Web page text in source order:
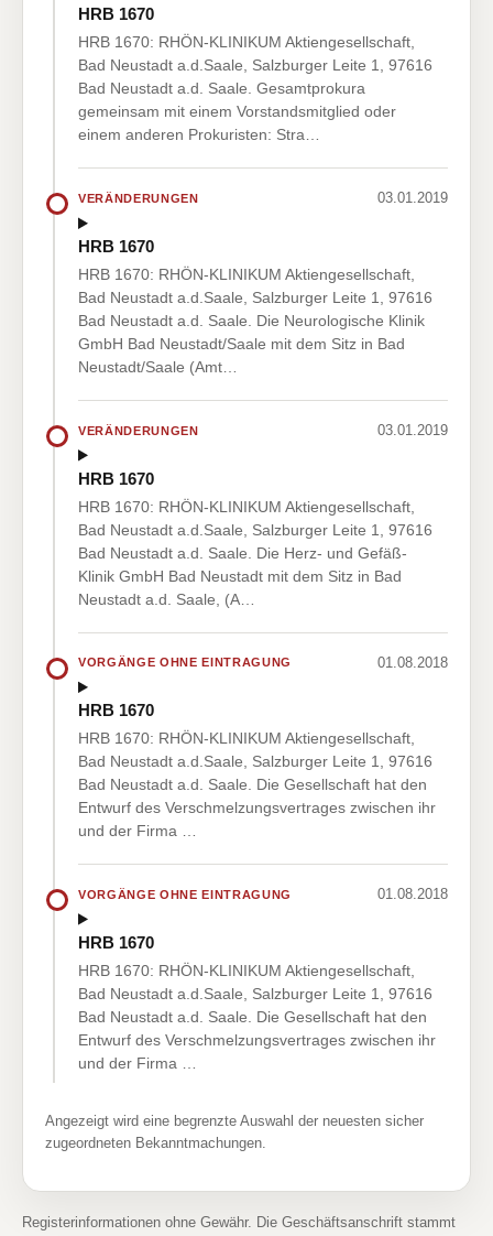
HRB 1670
HRB 1670: RHÖN-KLINIKUM Aktiengesellschaft,
Bad Neustadt a.d.Saale, Salzburger Leite 1, 97616
Bad Neustadt a.d. Saale. Gesamtprokura
gemeinsam mit einem Vorstandsmitglied oder
einem anderen Prokuristen: Stra…
VERÄNDERUNGEN 03.01.2019
HRB 1670
HRB 1670: RHÖN-KLINIKUM Aktiengesellschaft,
Bad Neustadt a.d.Saale, Salzburger Leite 1, 97616
Bad Neustadt a.d. Saale. Die Neurologische Klinik
GmbH Bad Neustadt/Saale mit dem Sitz in Bad
Neustadt/Saale (Amt…
VERÄNDERUNGEN 03.01.2019
HRB 1670
HRB 1670: RHÖN-KLINIKUM Aktiengesellschaft,
Bad Neustadt a.d.Saale, Salzburger Leite 1, 97616
Bad Neustadt a.d. Saale. Die Herz- und Gefäß-
Klinik GmbH Bad Neustadt mit dem Sitz in Bad
Neustadt a.d. Saale, (A…
VORGÄNGE OHNE EINTRAGUNG 01.08.2018
HRB 1670
HRB 1670: RHÖN-KLINIKUM Aktiengesellschaft,
Bad Neustadt a.d.Saale, Salzburger Leite 1, 97616
Bad Neustadt a.d. Saale. Die Gesellschaft hat den
Entwurf des Verschmelzungsvertrages zwischen ihr
und der Firma …
VORGÄNGE OHNE EINTRAGUNG 01.08.2018
HRB 1670
HRB 1670: RHÖN-KLINIKUM Aktiengesellschaft,
Bad Neustadt a.d.Saale, Salzburger Leite 1, 97616
Bad Neustadt a.d. Saale. Die Gesellschaft hat den
Entwurf des Verschmelzungsvertrages zwischen ihr
und der Firma …
Angezeigt wird eine begrenzte Auswahl der neuesten sicher
zugeordneten Bekanntmachungen.
Registerinformationen ohne Gewähr. Die Geschäftsanschrift stammt